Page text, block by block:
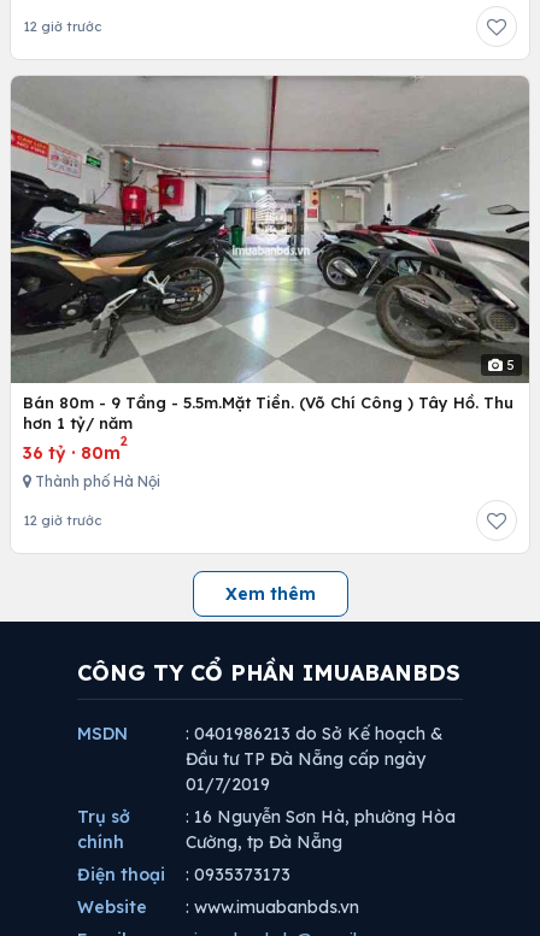
12 giờ trước
5
Bán 80m - 9 Tầng - 5.5m.Mặt Tiền. (Võ Chí Công ) Tây Hồ. Thu
hơn 1 tỷ/ năm
36 tỷ · 80m
2
Thành phố Hà Nội
12 giờ trước
Xem thêm
CÔNG TY CỔ PHẦN IMUABANBDS
MSDN
: 0401986213 do Sở Kế hoạch &
Đầu tư TP Đà Nẵng cấp ngày
01/7/2019
Trụ sở
chính
: 16 Nguyễn Sơn Hà, phường Hòa
Cường, tp Đà Nẵng
Điện thoại
: 0935373173
Website
: www.imuabanbds.vn